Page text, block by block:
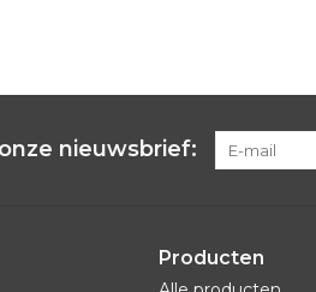
nieuwsbrief:
Producten